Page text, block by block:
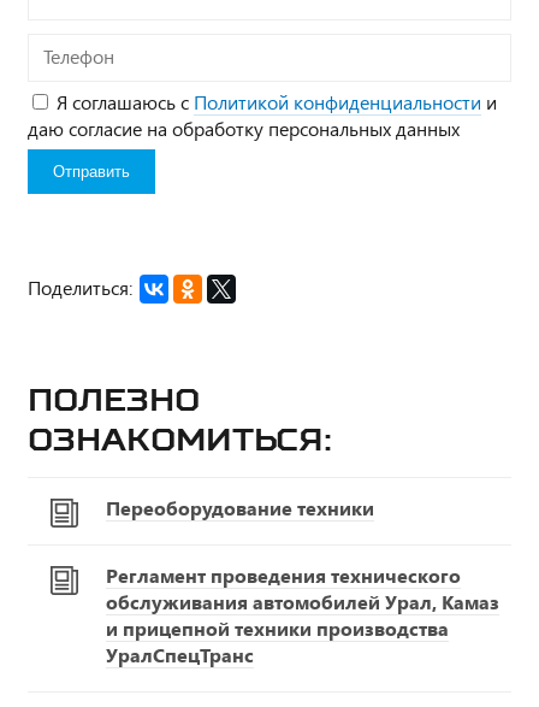
Телефон
Я соглашаюсь с Политикой конфиденциальности и
даю согласие на обработку персональных данных
Поделиться:
Полезно
ознакомиться:
Переоборудование техники
Регламент проведения технического
обслуживания автомобилей Урал, Камаз
и прицепной техники производства
УралСпецТранс